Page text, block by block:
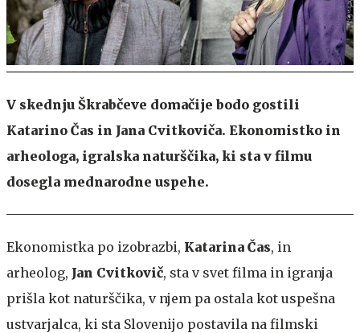
V skednju Škrabčeve domačije bodo gostili
Katarino Čas in Jana Cvitkoviča. Ekonomistko in
arheologa, igralska naturščika, ki sta v filmu
dosegla mednarodne uspehe.
Ekonomistka po izobrazbi, Katarina Čas, in
arheolog, Jan Cvitkovič, sta v svet filma in igranja
prišla kot naturščika, v njem pa ostala kot uspešna
ustvarjalca, ki sta Slovenijo postavila na filmski